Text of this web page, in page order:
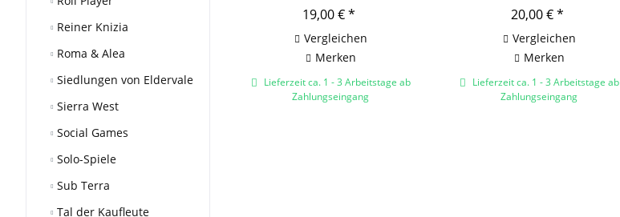
Reiner Knizia
Roma & Alea
Siedlungen von Eldervale
Sierra West
Social Games
Solo-Spiele
Sub Terra
Tal der Kaufleute
19,00 € *
Vergleichen
Merken
Lieferzeit ca. 1 - 3 Arbeitstage ab
Zahlungseingang
20,00 € *
Vergleichen
Merken
Lieferzeit ca. 1 - 3 Arbeitstage ab
Zahlungseingang